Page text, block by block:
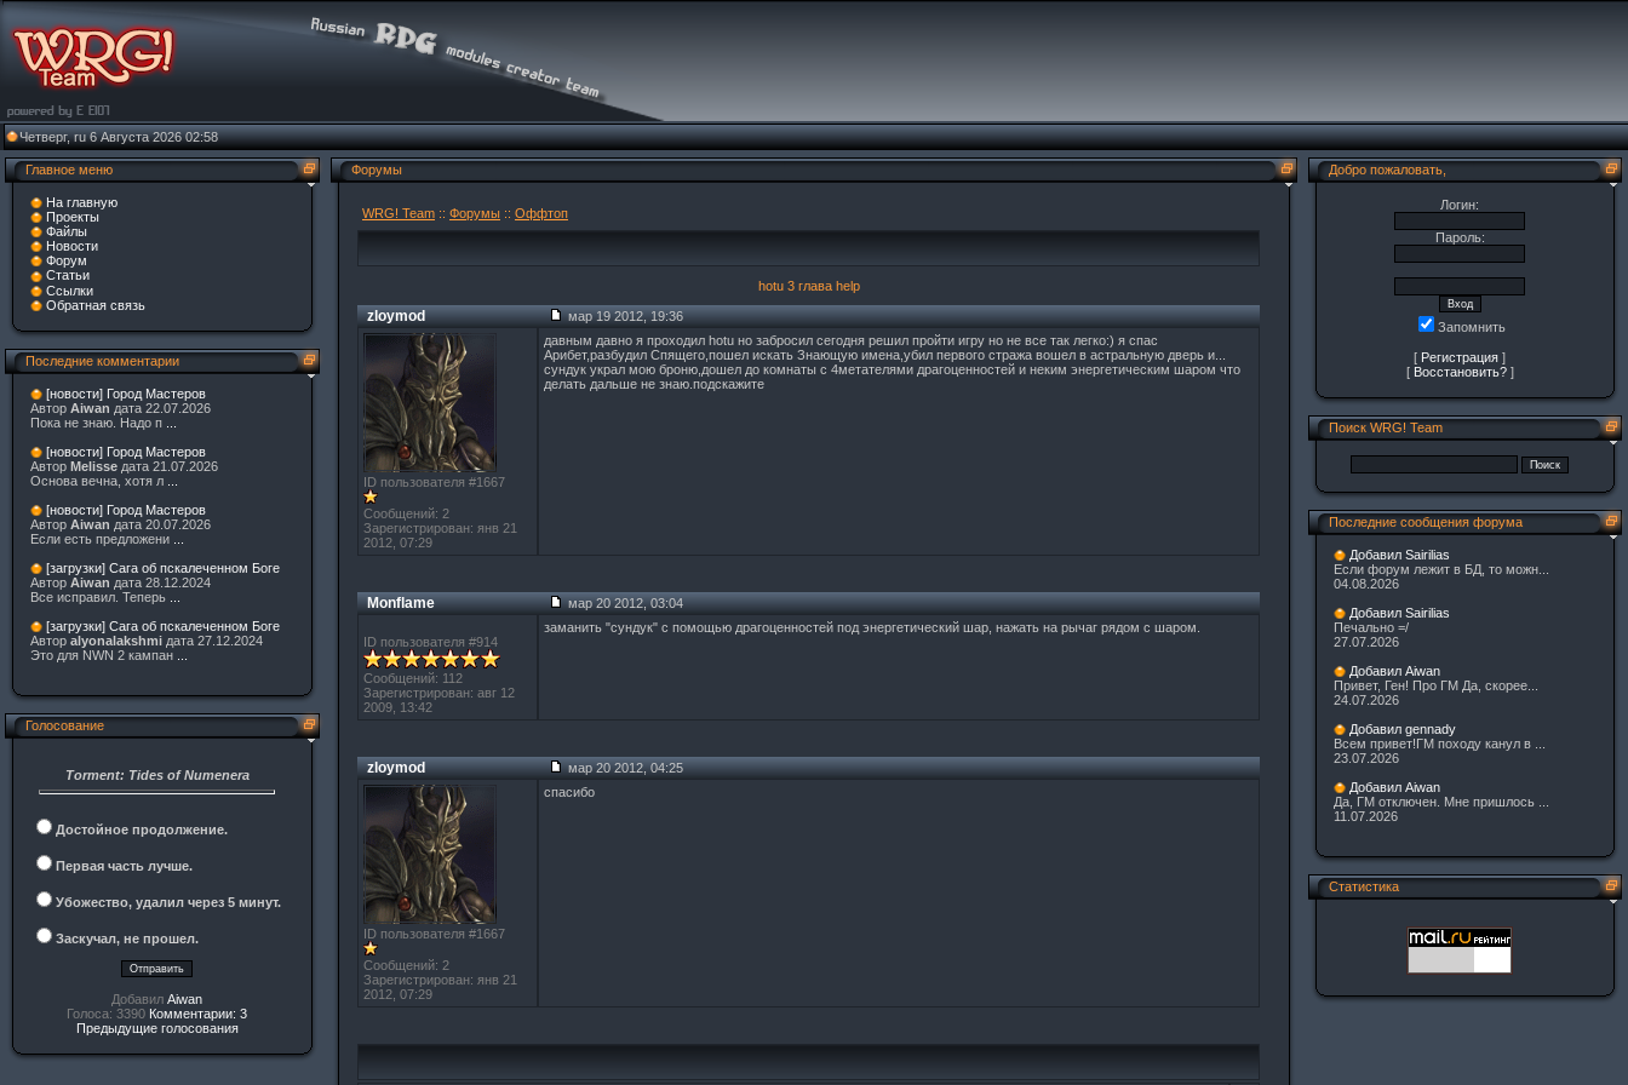
Четверг, ru 6 Августа 2026 02:58
Главное меню
На главную
Проекты
Файлы
Новости
Форум
Статьи
Ссылки
Обратная связь
Последние комментарии
[новости] Город Мастеров
Автор Aiwan дата 22.07.2026
Пока не знаю. Надо п
[новости] Город Мастеров
Автор Melisse дата 21.07.2026
Основа вечна, хотя л
[новости] Город Мастеров
Автор Aiwan дата 20.07.2026
Если есть предложени
[загрузки] Сага об пскалеченном Боге
Автор Aiwan дата 28.12.2024
Все исправил. Теперь
[загрузки] Сага об пскалеченном Боге
Автор alyonalakshmi дата 27.12.2024
Это для NWN 2 кампан ...
Голосование
Torment: Tides of Numenera
Достойное продолжение.
Первая часть лучше.
Убожество, удалил через 5 минут.
Заскучал, не прошел.
Добавил Aiwan
Голоса: 3390 Комментарии: 3
Предыдущие голосования
Форумы
WRG! Team :: Форумы :: Оффтоп
hotu 3 глава help
zloymod мар 19 2012, 19:36
ID пользователя #1667
Сообщений: 2
Зарегистрирован: янв 21
2012, 07:29
давным давно я проходил hotu но забросил сегодня решил пройти игру но не все так легко:) я спас
Арибет,разбудил Спящего,пошел искать Знающую имена,убил первого стража вошел в астральную дверь и...
сундук украл мою броню,дошел до комнаты с 4метателями драгоценностей и неким энергетическим шаром что
делать дальше не знаю.подскажите
Monflame мар 20 2012, 03:04
ID пользователя #914
Сообщений: 112
Зарегистрирован: авг 12
2009, 13:42
заманить "сундук" с помощью драгоценностей под энергетический шар, нажать на рычаг рядом с шаром.
zloymod мар 20 2012, 04:25
ID пользователя #1667
Сообщений: 2
Зарегистрирован: янв 21
2012, 07:29
спасибо
Добро пожаловать,
Логин:
Пароль:
Запомнить
[ Регистрация ]
[ Восстановить?]
Поиск WRG! Team
Последние сообщения форума
Добавил Sairilias
Если форум лежит в БД, то можн...
04.08.2026
Добавил Sairilias
Печально =/
27.07.2026
Добавил Aiwan
Привет, Ген! Про ГМ Да, скорее...
24.07.2026
Добавил gennady
Всем привет!ГМ походу канул в ...
23.07.2026
Добавил Aiwan
Да, ГМ отключен. Мне пришлось ...
11.07.2026
Статистика